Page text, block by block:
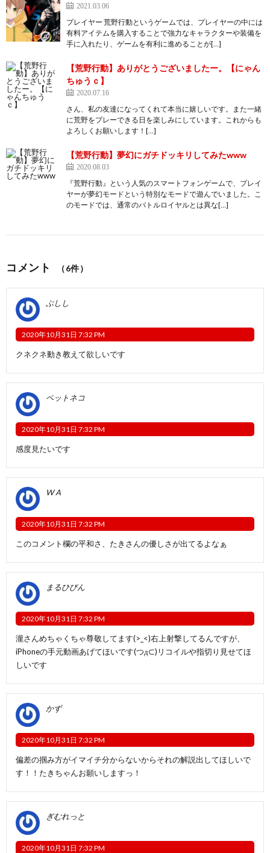
2021.03.06
プレイヤー 荒野行動というゲームでは、プレイヤーの中には
有料アイテムを購入することで強力なキャラクターや装備を
手に入れたり、ゲームを有利に進めることが[…]
【荒野行動】ありがとうございましたー。【にゃん
ちゅうｃ】
2020.07.16
さん、私の友達になってくれて本当に嬉しいです。また一緒
に荒野をプレーできる日を楽しみにしています。これからも
よろしくお願いします！[…]
【荒野行動】夢幻にガチドッキリしてみたwww
2020.08.03
『荒野行動』という人気のスマートフォンゲームで、プレイ
ヤーが夢幻モードという特別なモードで遊んでいました。こ
のモードでは、通常のバトルロイヤルとは異な[…]
コメント （6件）
ぶしし
2020年10月31日 7:32 PM
クネクネ動き教えて欲しいです
ペットネコ
2020年10月31日 7:32 PM
感度見たいです
W A
2020年10月31日 7:32 PM
このコメント欄の平和さ、たきさんの優しさが出てるよなぁ
まるひびん
2020年10月31日 7:32 PM
瀧さんめちゃくちゃ尊敬してます(>_<)右上射撃してるんですが、
iPhoneの手元動画あげてほいです(つд⊂)リコイルや指切り見せてほ
しいです
かず
2020年10月31日 7:32 PM
偏差の掴み方がイマイチ分からないからそれの解説出してほしいで
す！！たきちゃんお願いしますっ！
ぎむれっと
2020年10月31日 7:32 PM